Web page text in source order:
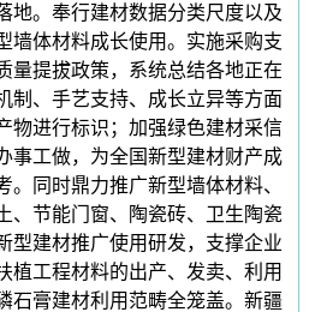
地。奉行建材数据分类尺度以及
墙体材料成长使用。实施采购支
量提拔政策，系统总结各地正在
制、手艺支持、成长立异等方面
物进行标识；加强绿色建材采信
事工做，为全国新型建材财产成
。同时鼎力推广新型墙体材料、
、节能门窗、陶瓷砖、卫生陶瓷
型建材推广使用研发，支撑企业
植工程材料的出产、发卖、利用
石膏建材利用范畴全笼盖。新疆